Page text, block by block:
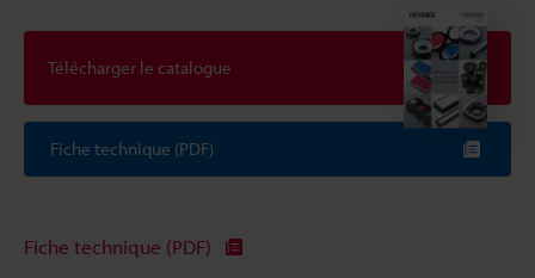
Télécharger le catalogue
Fiche technique (PDF)
Fiche technique (PDF)